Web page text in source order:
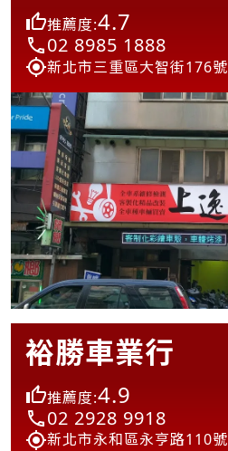
推薦度:4.7
02 8985 1888
新北市三重區大智街176號
裕勝車業行
推薦度:4.9
02 2928 9918
新北市永和區永亨路110號